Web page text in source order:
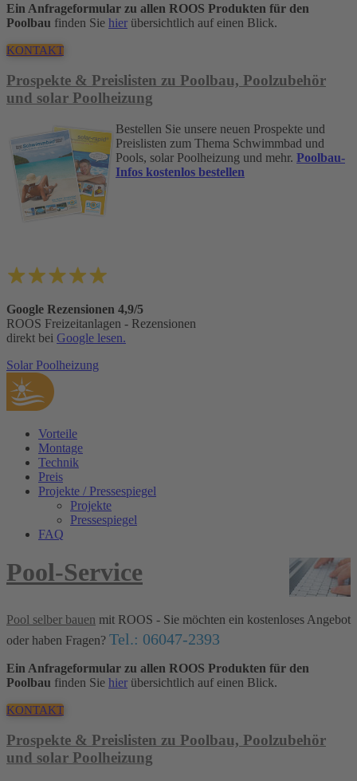
Ein Anfrageformular zu allen ROOS Produkten für den
Poolbau finden Sie hier übersichtlich auf einen Blick.
KONTAKT
Prospekte & Preislisten zu Poolbau, Poolzubehör
und solar Poolheizung
Bestellen Sie unsere neuen Prospekte und
Preislisten zum Thema Schwimmbad und
Pools, solar Poolheizung und mehr. Poolbau-
Infos kostenlos bestellen
Google Rezensionen 4,9/5
ROOS Freizeitanlagen - Rezensionen
direkt bei Google lesen.
Solar Poolheizung
Vorteile
Montage
Technik
Preis
Projekte / Pressespiegel
Projekte
Pressespiegel
FAQ
Pool-Service
Pool selber bauen mit ROOS - Sie möchten ein kostenloses Angebot
oder haben Fragen? Tel.: 06047-2393
Ein Anfrageformular zu allen ROOS Produkten für den
Poolbau finden Sie hier übersichtlich auf einen Blick.
KONTAKT
Prospekte & Preislisten zu Poolbau, Poolzubehör
und solar Poolheizung